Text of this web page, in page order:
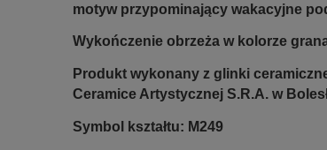
motyw przypominający wakacyjne
Wykończenie obrzeża w kolorze
Produkt wykonany z glinki
Ceramice Artystycznej S.R.A. w
Symbol kształtu: M249